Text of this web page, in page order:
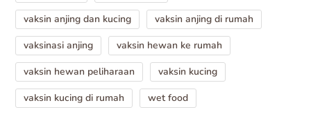
vaksin anjing dan kucing
vaksin anjing di rumah
vaksinasi anjing
vaksin hewan ke rumah
vaksin hewan peliharaan
vaksin kucing
vaksin kucing di rumah
wet food